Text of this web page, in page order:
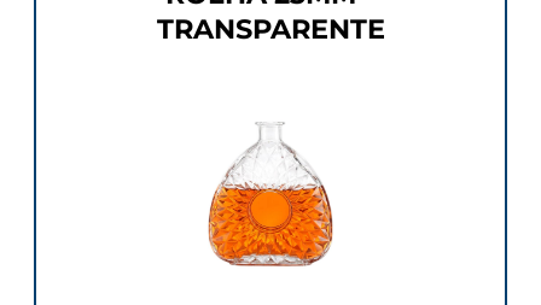
TRANSPARENTE